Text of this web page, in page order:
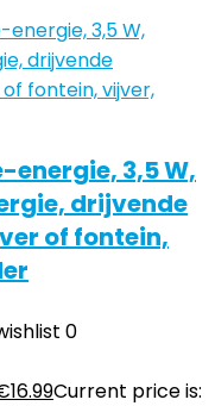
energie, 3,5 W,
drijvende
of fontein,
0
16.99Current price is: